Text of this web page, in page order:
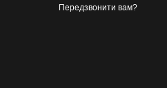
Передзвонити вам?